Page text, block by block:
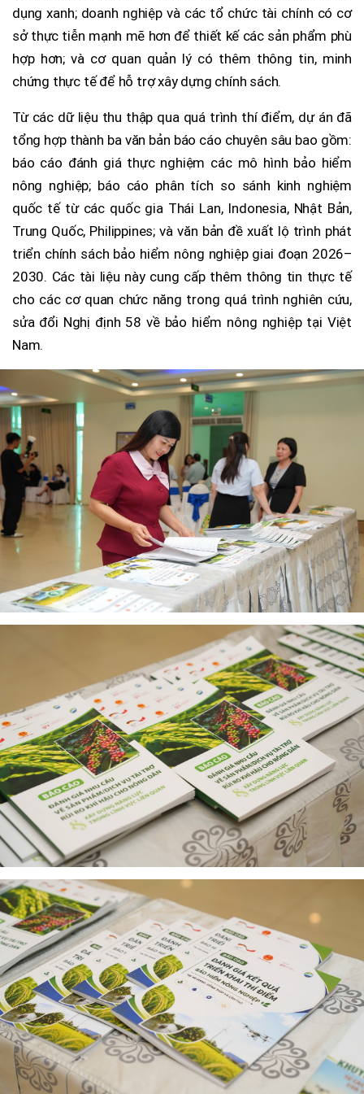
dụng xanh; doanh nghiệp và các tổ chức tài chính có cơ
sở thực tiễn mạnh mẽ hơn để thiết kế các sản phẩm phù
hợp hơn; và cơ quan quản lý có thêm thông tin, minh
chứng thực tế để hỗ trợ xây dựng chính sách.
Từ các dữ liệu thu thập qua quá trình thí điểm, dự án đã
tổng hợp thành ba văn bản báo cáo chuyên sâu bao gồm:
báo cáo đánh giá thực nghiệm các mô hình bảo hiểm
nông nghiệp; báo cáo phân tích so sánh kinh nghiệm
quốc tế từ các quốc gia Thái Lan, Indonesia, Nhật Bản,
Trung Quốc, Philippines; và văn bản đề xuất lộ trình phát
triển chính sách bảo hiểm nông nghiệp giai đoạn 2026–
2030. Các tài liệu này cung cấp thêm thông tin thực tế
cho các cơ quan chức năng trong quá trình nghiên cứu,
sửa đổi Nghị định 58 về bảo hiểm nông nghiệp tại Việt
Nam.